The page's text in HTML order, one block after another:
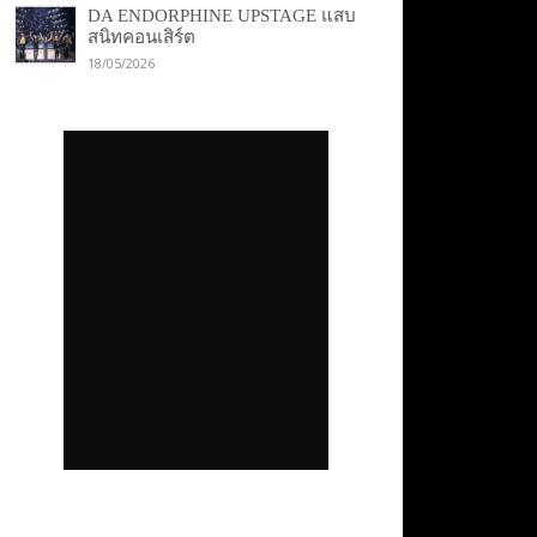
DA ENDORPHINE UPSTAGE แสบ
สนิทคอนเสิร์ต
18/05/2026